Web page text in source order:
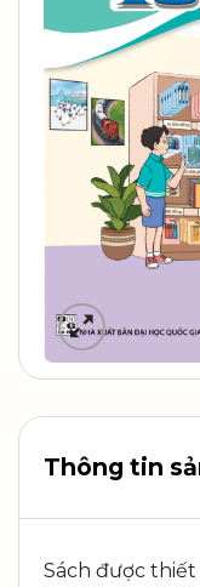
Thông tin
Sách được